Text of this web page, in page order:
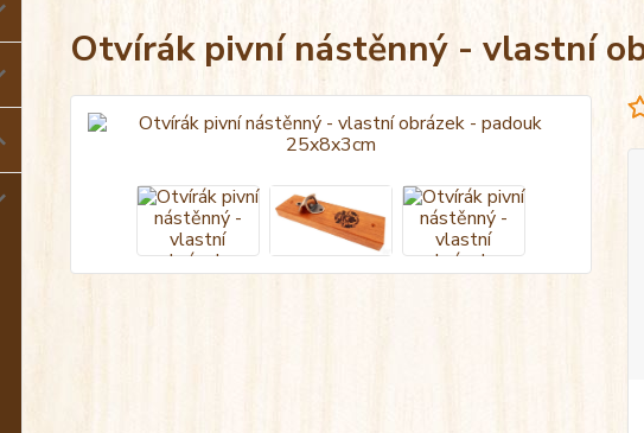
Otvírák pivní nástěnný - vlastní